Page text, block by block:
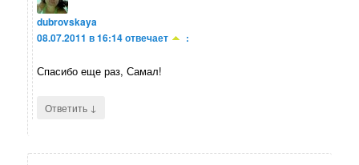
dubrovskaya
08.07.2011 в 16:14отвечает :
Спасибо еще раз, Самал!
Ответить ↓